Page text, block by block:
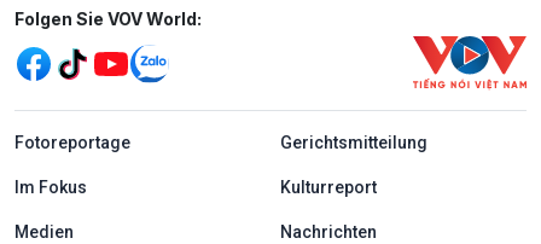
Mạng xã hội
Folgen Sie VOV World:
menu footer tiếng Đức
Fotoreportage Gerichtsmitteilung
Im Fokus Kulturreport
Medien Nachrichten